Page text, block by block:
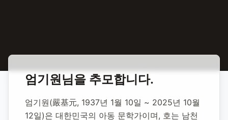
합동 추모 엄기원 아동문학가
엄기원 아동문학가
엄기원님을 추모합니다.
엄기원(嚴基元, 1937년 1월 10일 ~ 2025년 10월
12일)은 대한민국의 아동 문학가이며, 호는 남천